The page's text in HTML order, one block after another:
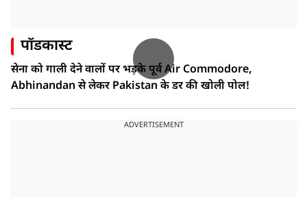
पॉडकास्ट
सेना को गाली देने वालों पर भड़के पूर्व Air Commodore,
Abhinandan से लेकर Pakistan के डर की खोली पोल!
ADVERTISEMENT